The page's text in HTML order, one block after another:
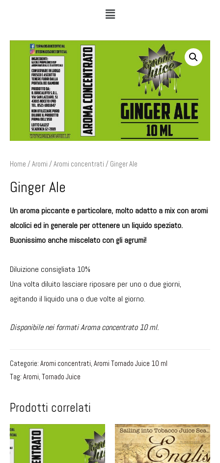
Home /Aromi /Aromi concentrati / Ginger Ale
Ginger Ale
Un aroma piccante e particolare, molto adatto a mix con aromi
alcolici ed in generale per ottenere un liquido speziato.
Buonissimo anche miscelato con gli agrumi!
Diluizione consigliata 10%
Una volta diluito lasciare riposare per uno o due giorni,
agitando il liquido una o due volte al giorno.
Disponibile nei formati Aroma concentrato 10 ml.
Categorie: Aromi concentrati, Aromi Tornado Juice 10 ml
Tag: Aromi, Tornado Juice
Prodotti correlati